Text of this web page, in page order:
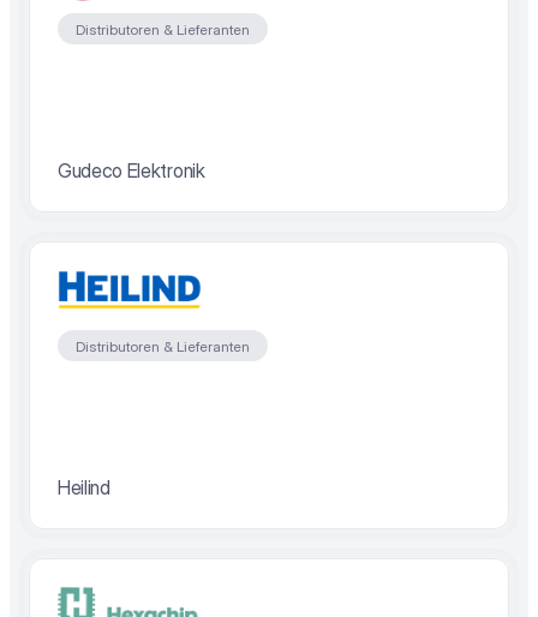
Distributoren & Lieferanten
Gudeco Elektronik
Distributoren & Lieferanten
Heilind